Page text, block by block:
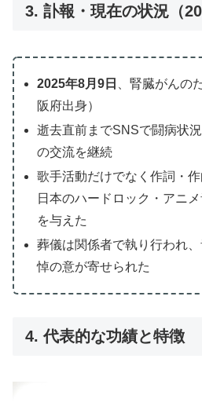
3. 訃報・現在の状況（
2025年8月9日
、腎臓がんの
阪府出身）
逝去直前までSNSで闘病状
の交流を継続
歌手活動だけでなく作詞・作
日本のハードロック・アニ
を与えた
葬儀は関係者で執り行われ
悼の意が寄せられた
4. 代表的な功績と特徴